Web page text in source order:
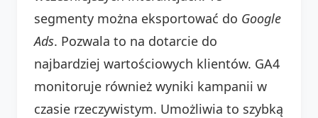
segmenty można eksportować do Google
Ads. Pozwala to na dotarcie do
najbardziej wartościowych klientów. GA4
monitoruje również wyniki kampanii w
czasie rzeczywistym. Umożliwia to szybką